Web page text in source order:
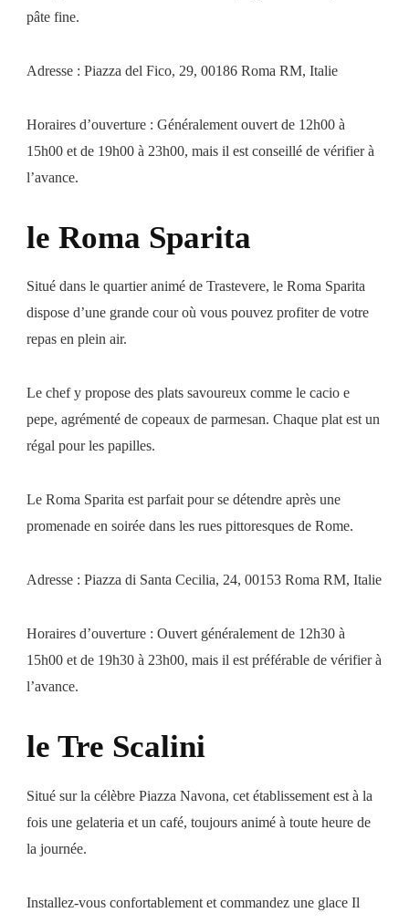
pâte fine.
Adresse : Piazza del Fico, 29, 00186 Roma RM, Italie
Horaires d’ouverture : Généralement ouvert de 12h00 à
15h00 et de 19h00 à 23h00, mais il est conseillé de vérifier à
l’avance.
le Roma Sparita
Situé dans le quartier animé de Trastevere, le Roma Sparita
dispose d’une grande cour où vous pouvez profiter de votre
repas en plein air.
Le chef y propose des plats savoureux comme le cacio e
pepe, agrémenté de copeaux de parmesan. Chaque plat est un
régal pour les papilles.
Le Roma Sparita est parfait pour se détendre après une
promenade en soirée dans les rues pittoresques de Rome.
Adresse : Piazza di Santa Cecilia, 24, 00153 Roma RM, Italie
Horaires d’ouverture : Ouvert généralement de 12h30 à
15h00 et de 19h30 à 23h00, mais il est préférable de vérifier à
l’avance.
le Tre Scalini
Situé sur la célèbre Piazza Navona, cet établissement est à la
fois une gelateria et un café, toujours animé à toute heure de
la journée.
Installez-vous confortablement et commandez une glace Il